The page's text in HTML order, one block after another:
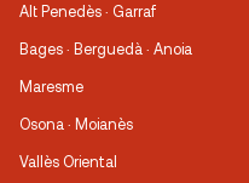
Alt Penedès · Garraf
Bages · Berguedà · Anoia
Maresme
Osona · Moianès
Vallès Oriental